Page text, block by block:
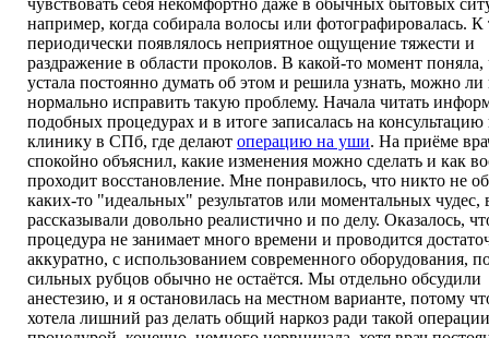
чувствовать себя некомфортно даже в обычных бытовых
например, когда собирала волосы или фотографировалась.
периодически появлялось неприятное ощущение тяжести и
раздражение в области проколов. В какой-то момент поняла,
устала постоянно думать об этом и решила узнать, можно
нормально исправить такую проблему. Начала читать
подобных процедурах и в итоге записалась на консультацию
клинику в СПб, где делают операцию на уши. На приёме
спокойно объяснил, какие изменения можно сделать и как
проходит восстановление. Мне понравилось, что никто не
каких-то "идеальных" результатов или моментальных чудес,
рассказывали довольно реалистично и по делу. Оказалось,
процедура не занимает много времени и проводится
аккуратно, с использованием современного оборудования,
сильных рубцов обычно не остаётся. Мы отдельно обсудили
анестезию, и я остановилась на местном варианте, потому
хотела лишний раз делать общий наркоз ради такой